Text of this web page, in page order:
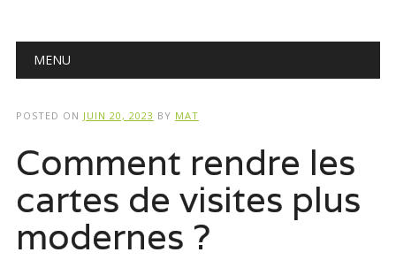
Main menu
MENU
POSTED ON JUIN 20, 2023 BY MAT
Comment rendre les
cartes de visites plus
modernes ?